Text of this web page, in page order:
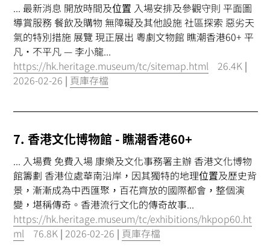
... 最新消息 開放時間及位置 入場安排及參觀守則 平面圖
導賞服務 餐飲及購物 無障礙及其他設施 社區探索 惡劣天
氣的特別措施 展覽 現正展出 粵劇文物館 瞧潮香港60+ 平
凡•不平凡 — 李小龍...
https://hk.heritage.museum/tc/sitemap.html
26.4K |
2026-02-26 | 頁庫存檔
7. 香港文化博物館 - 瞧潮香港60+
... 入場費 免費入場 康樂及文化事務署主辦 香港文化博物
館籌劃 香港位處華南沿岸，因其獨特的地理位置及歷史背
景，漸漸成為中西匯聚，百花齊放的國際都會，整個演
變，堪稱傳奇。香港流行文化的傳奇故事...
https://hk.heritage.museum/tc/exhibitions/hkpop60.ht
ml
76.8K | 2026-02-26 | 頁庫存檔